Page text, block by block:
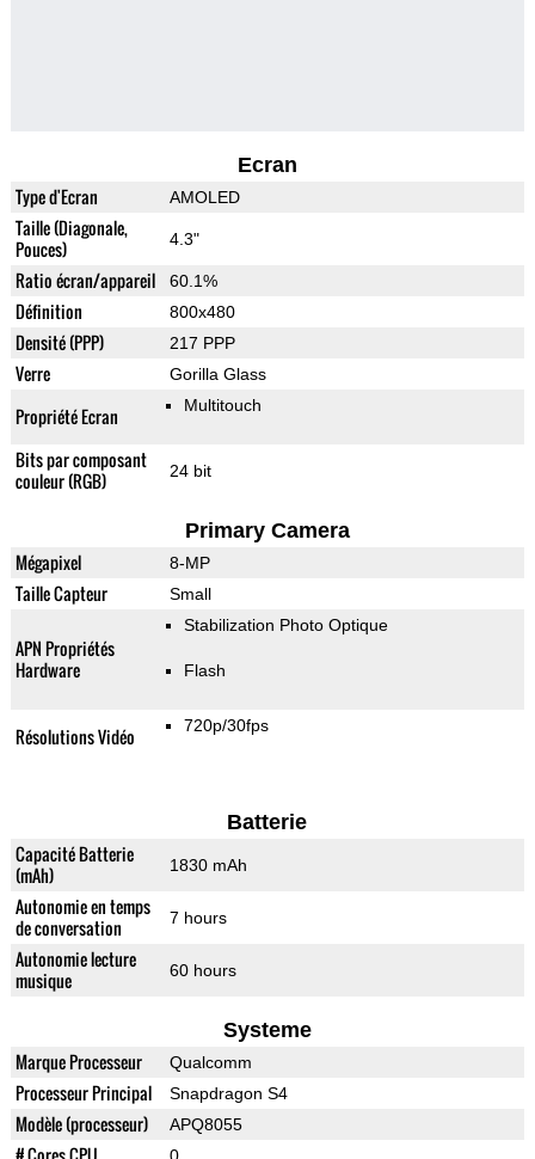
Ecran
Type d'Ecran AMOLED
Taille (Diagonale,
Pouces)
4.3"
Ratio écran/appareil 60.1%
Définition 800x480
Densité (PPP) 217 PPP
Verre Gorilla Glass
Propriété Ecran Multitouch
Bits par composant
couleur (RGB)
24 bit
Primary Camera
Mégapixel 8-MP
Taille Capteur Small
APN Propriétés
Hardware
Stabilization Photo Optique
Flash
Résolutions Vidéo 720p/30fps
Batterie
Capacité Batterie
(mAh)
1830 mAh
Autonomie en temps
de conversation
7 hours
Autonomie lecture
musique
60 hours
Systeme
Marque Processeur Qualcomm
Processeur Principal Snapdragon S4
Modèle (processeur) APQ8055